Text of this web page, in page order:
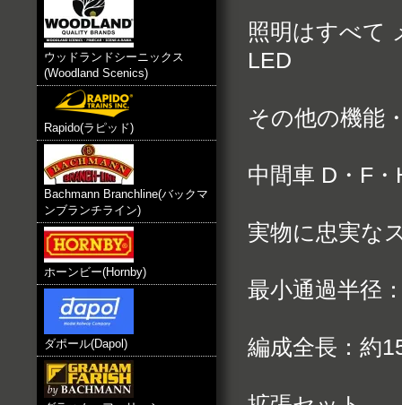
ウッドランドシーニックス
(Woodland Scenics)
Rapido(ラピッド)
Bachmann Branchline(バックマ
ンブランチライン)
ホーンビー(Hornby)
ダポール(Dapol)
照明はすべて
LED
その他の機能
中間車 D・F
実物に忠実な
最小通過半径
編成全長：約